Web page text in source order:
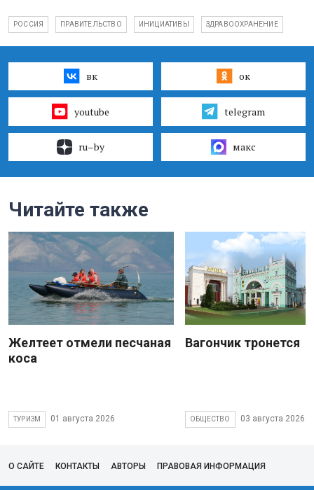
РОССИЯ ПРАВИТЕЛЬСТВО ИНИЦИАТИВЫ ЗДРАВООХРАНЕНИЕ
вк ок
youtube telegram
ru–by макс
Читайте также
Желтеет отмели песчаная
коса
ТУРИЗМ 01 августа 2026
Вагончик тронется
ОБЩЕСТВО 03 августа 2026
О САЙТЕ КОНТАКТЫ АВТОРЫ ПРАВОВАЯ ИНФОРМАЦИЯ